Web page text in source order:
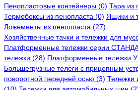
Пенопластовые контейнеры (0) Тара из
Термобоксы из пенопласта (0) Ящики и
Ложементы из пенопласта (27)
Хозяйственные тачки и тележки для
Платформенные тележки серии
тележки (28) Платформенные тележки
Большегрузные телеги с прицепным
поворотной передней осью (3) Тележки